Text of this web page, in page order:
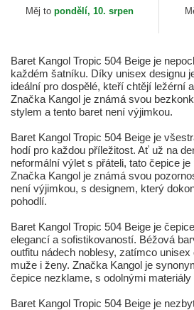
Měj to pondělí, 10. srpen
Baret Kangol Tropic 504 Beige je
každém šatníku. Díky unisex designu
ideální pro dospělé, kteří chtějí ležérní
Značka Kangol je známá svou
stylem a tento baret není výjimkou.
Baret Kangol Tropic 504 Beige je
hodí pro každou příležitost. Ať už na
neformální výlet s přáteli, tato čepice
Značka Kangol je známá svou
není výjimkou, s designem, který
pohodlí.
Baret Kangol Tropic 504 Beige je
elegancí a sofistikovaností. Béžová
outfitu nádech noblesy, zatímco unisex
muže i ženy. Značka Kangol je
čepice nezklame, s odolnými
Baret Kangol Tropic 504 Beige je